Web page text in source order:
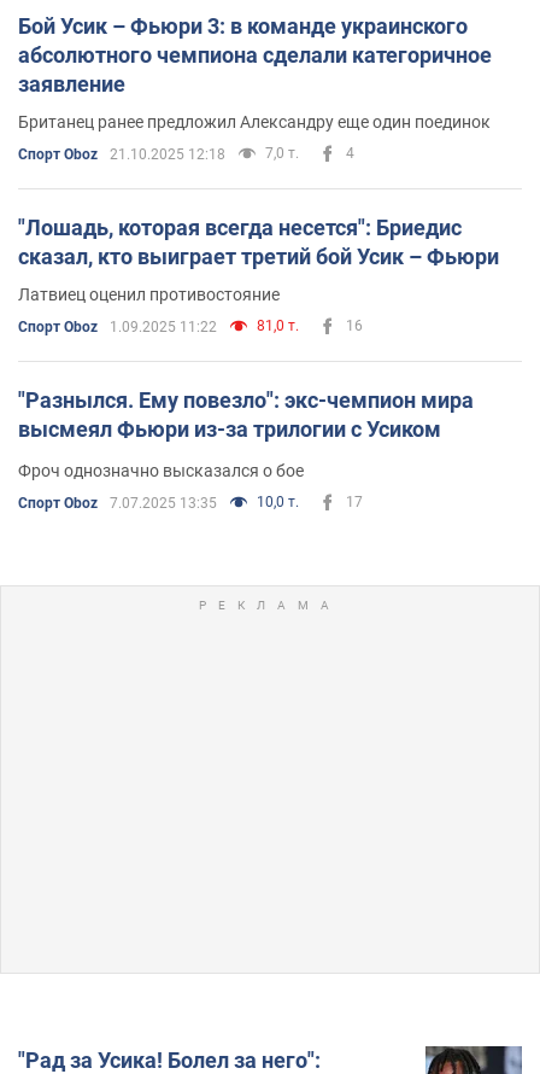
Бой Усик – Фьюри 3: в команде украинского
абсолютного чемпиона сделали категоричное
заявление
Британец ранее предложил Александру еще один поединок
Спорт Oboz 21.10.2025 12:18 7,0 т. 4
"Лошадь, которая всегда несется": Бриедис
сказал, кто выиграет третий бой Усик – Фьюри
Латвиец оценил противостояние
Спорт Oboz 1.09.2025 11:22 81,0 т. 16
"Разнылся. Ему повезло": экс-чемпион мира
высмеял Фьюри из-за трилогии с Усиком
Фроч однозначно высказался о бое
Спорт Oboz 7.07.2025 13:35 10,0 т. 17
"Рад за Усика! Болел за него":